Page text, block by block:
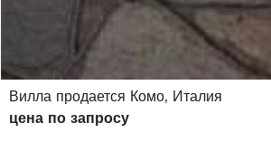
Вилла продается Комо, Италия
цена по запросу